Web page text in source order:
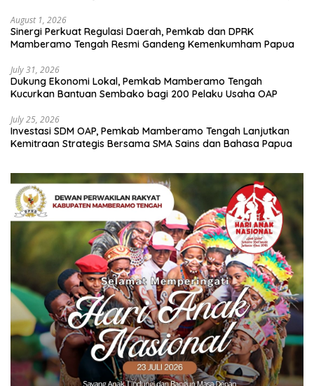
August 1, 2026
Sinergi Perkuat Regulasi Daerah, Pemkab dan DPRK
Mamberamo Tengah Resmi Gandeng Kemenkumham Papua
July 31, 2026
Dukung Ekonomi Lokal, Pemkab Mamberamo Tengah
Kucurkan Bantuan Sembako bagi 200 Pelaku Usaha OAP
July 25, 2026
Investasi SDM OAP, Pemkab Mamberamo Tengah Lanjutkan
Kemitraan Strategis Bersama SMA Sains dan Bahasa Papua